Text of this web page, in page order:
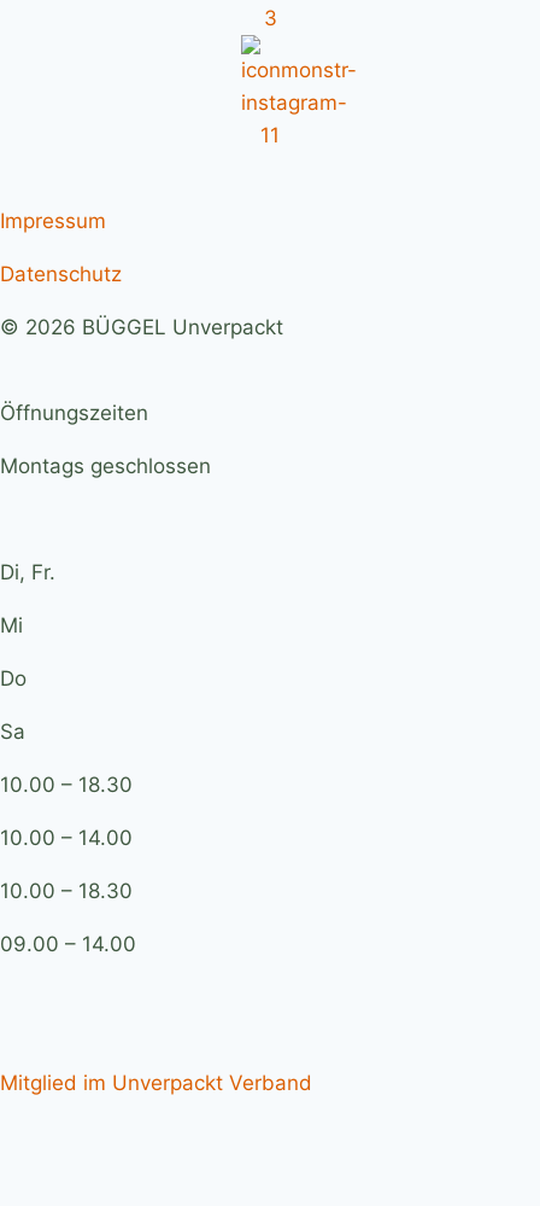
Impressum
Datenschutz
© 2026 BÜGGEL Unverpackt
Öffnungszeiten
Montags geschlossen
Di, Fr.
Mi
Do
Sa
10.00 – 18.30
10.00 – 14.00
10.00 – 18.30
09.00 – 14.00
Mitglied im Unverpackt Verband